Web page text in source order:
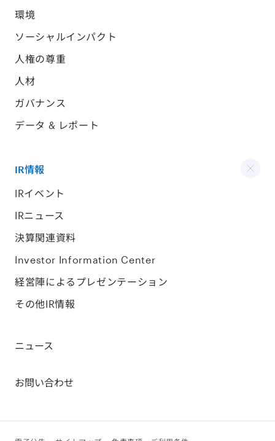
環境
ソーシャルインパクト
人権の尊重
人材
ガバナンス
データ & レポート
IR情報
IRイベント
IRニュース
決算関連資料
Investor Information Center
経営陣によるプレゼンテーション
その他IR情報
ニュース
お問い合わせ